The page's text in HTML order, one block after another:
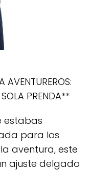
AVENTUREROS:
PRENDA**
estabas
para los
aventura, este
ajuste delgado